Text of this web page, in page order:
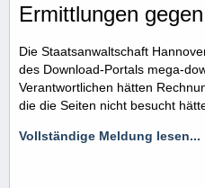
Ermittlungen
Die Staatsanwaltschaft
des Download-Portals mega-
Verantwortlichen hätten
die die Seiten nicht besucht
Vollständige Meldung lesen...